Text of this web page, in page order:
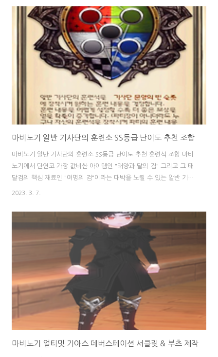
번 까볼까?! 나와라 헥터! 알터! 베임네크! 부디 나와주세요! 네? 로..
간..? 맥뎀 16.. ^^.. 띠발 앞으로는 그냥 팔아야지.. 10개면 1300숲
인데 허공에 사라졌네 ^^ 어느새 또 많이 모인 벨테인 보급품 상자깡
중급 153개 상급 128개 간다! 고황결 4개 굿굿! 고황결 팔아서 한
800숲 챙기고 뜬금없이 정화된 금속 파편이 떡상해서 그동안 모아둔거
마비노기 알반 기사단의 훈련소 SS등급 난이도 추천 조합
마비노기 알반 기사단의 훈련소 SS등급 난이도 추천 훈련석 조합 마비
노기에서 단연코 가장 값비싼 아이템인 "태양과 달의 검" 그리고 그 태
달검의 핵심 재료인 "여명의 검"이라는 대박을 노릴 수 있는 알반 기사
단의 훈련소 SS등급 난이도에 입장하기 위해서는 알반 기사단의 훈련
가장 효율적일지 추천 조합을 알아볼까요? 출처 - 마비노기 양나인 유
튜브 마비노기에서 얻을 수 있는 최고 득템인 여명의 검은 2023년 3월
현재 시세로 약 90억숲 정도에 거래되고 있습니다. 이를 현금으로 환산
해보면 대충 억당 현금 80,000원으로 잡았을 때 무려 720만원이 넘는
돈으로 웬만한 직장인 두어달 월급 수준입니다. 알반 기사단의 훈련석
은 총 다섯개의 색상..
2023. 3. 7.
마비노기 얼티밋 기아스 데버스테이션 서클릿 & 부츠 제작